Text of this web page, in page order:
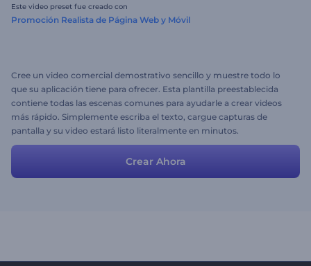
Este video preset fue creado con
Promoción Realista de Página Web y Móvil
Cree un video comercial demostrativo sencillo y muestre todo lo
que su aplicación tiene para ofrecer. Esta plantilla preestablecida
contiene todas las escenas comunes para ayudarle a crear videos
más rápido. Simplemente escriba el texto, cargue capturas de
pantalla y su video estará listo literalmente en minutos.
Crear Ahora